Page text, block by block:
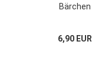
Bärchen
6,90 EUR